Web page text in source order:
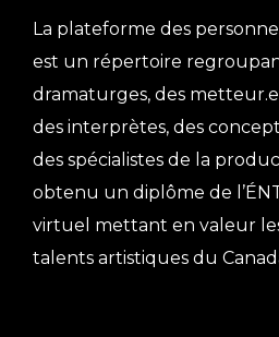
La plateforme des
est un répertoire
dramaturges, des
des interprètes, des
des spécialistes de la
obtenu un diplôme de
virtuel mettant en valeur
talents artistiques du